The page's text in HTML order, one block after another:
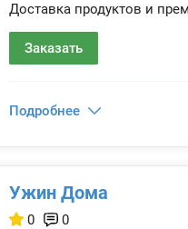
Доставка продуктов и
Заказать
Подробнее
Ужин Дома
0 0